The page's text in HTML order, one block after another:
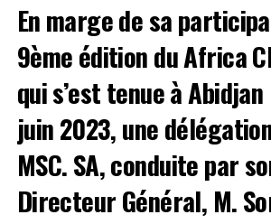
Facebook
Twitter
Email
Comments
comments
En marge de sa
9ème édition du Africa
qui s’est tenue à
juin 2023, une
MSC. SA, conduite par
Directeur Général, M.